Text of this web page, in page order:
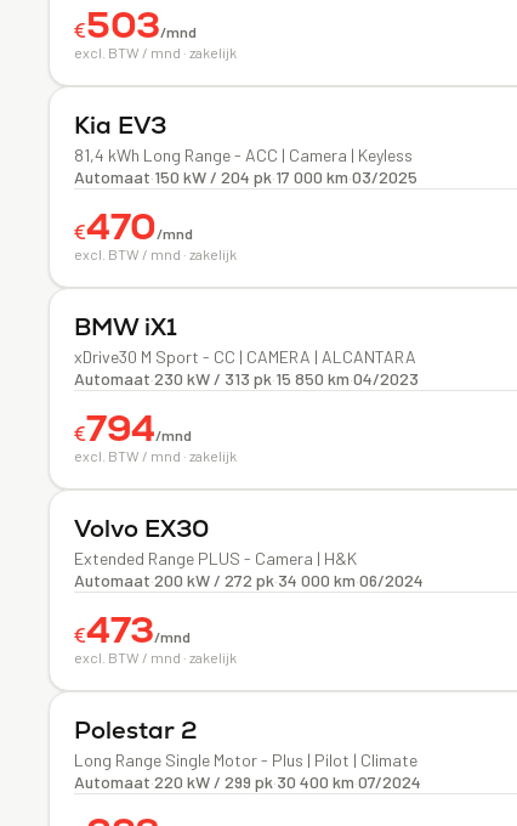
€503/mnd
excl. BTW / mnd · zakelijk
Elektrisch
Kia EV3
81,4 kWh Long Range - ACC | Camera | Keyless
Automaat·150 kW / 204 pk·17 000 km·03/2025
€470/mnd
excl. BTW / mnd · zakelijk
Elektrisch
BMW iX1
xDrive30 M Sport - CC | CAMERA | ALCANTARA
Automaat·230 kW / 313 pk·15 850 km·04/2023
€794/mnd
excl. BTW / mnd · zakelijk
Elektrisch
Volvo EX30
Extended Range PLUS - Camera | H&K
Automaat·200 kW / 272 pk·34 000 km·06/2024
€473/mnd
excl. BTW / mnd · zakelijk
Elektrisch
Polestar 2
Long Range Single Motor - Plus | Pilot | Climate
Automaat·220 kW / 299 pk·30 400 km·07/2024